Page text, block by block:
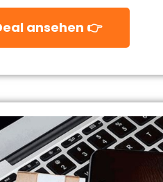
ansehen 👉